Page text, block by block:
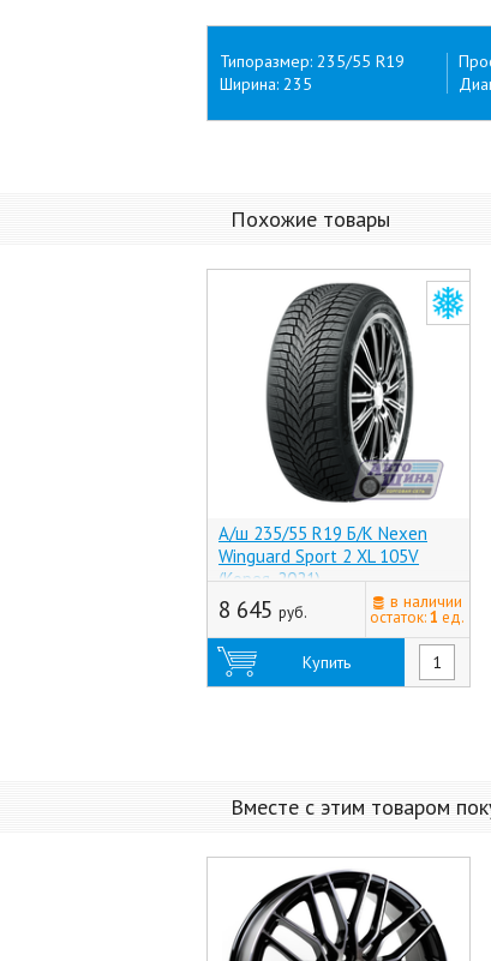
Типоразмер: 235/55 R19
Ширина: 235
Похожие товары
А/ш 235/55 R19 Б/К Nexen
Winguard Sport 2 XL 105V
(Корея, 2021)
8 645 руб.
в наличии
остаток:1 ед.
Купить
Вместе с этим товаром